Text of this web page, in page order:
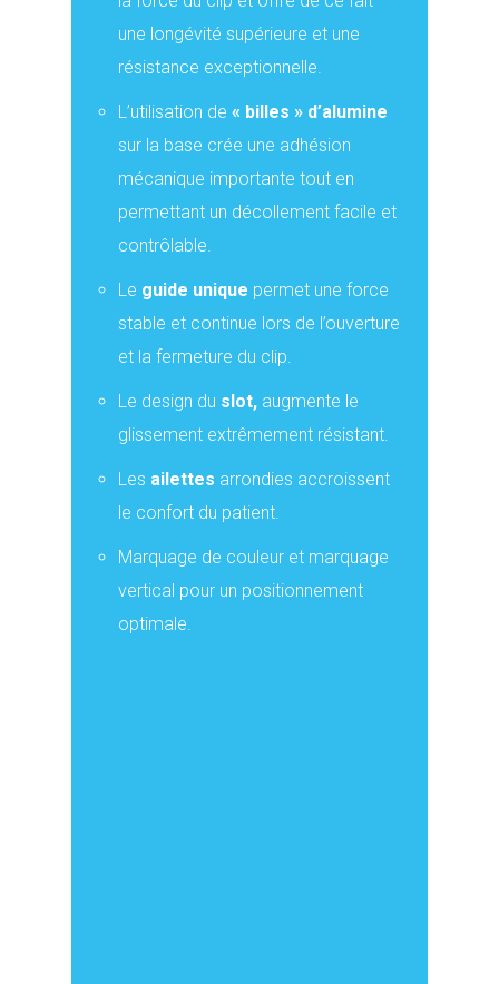
une longévité supérieure et une
résistance exceptionnelle.
L’utilisation de « billes » d’alumine
sur la base crée une adhésion
mécanique importante tout en
permettant un décollement facile et
contrôlable.
Le guide unique permet une force
stable et continue lors de l’ouverture
et la fermeture du clip.
Le design du slot, augmente le
glissement extrêmement résistant.
Les ailettes arrondies accroissent
le confort du patient.
Marquage de couleur et marquage
vertical pour un positionnement
optimale.